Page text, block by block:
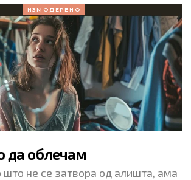
ИЗМОДЕРЕНО
да облечам
не се затвора од алишта, ама